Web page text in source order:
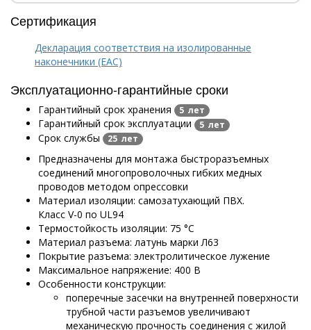
Сертификация
Декларация соответствия на изолированные
наконечники (EAC)
Эксплуатационно-гарантийные сроки
Гарантийный срок хранения 5 лет
Гарантийный срок эксплуатации 5 лет
Срок службы 25 лет
Предназначены для монтажа быстроразъемных
соединений многопроволочных гибких медных
проводов методом опрессовки
Материал изоляции: самозатухающий ПВХ.
Класс V-0 по UL94
Термостойкость изоляции: 75 °C
Материал разъема: латунь марки Л63
Покрытие разъема: электролитическое лужение
Максимальное напряжение: 400 В
Особенности конструкции:
поперечные засечки на внутренней поверхности
трубной части разъемов увеличивают
механическую прочность соединения с жилой